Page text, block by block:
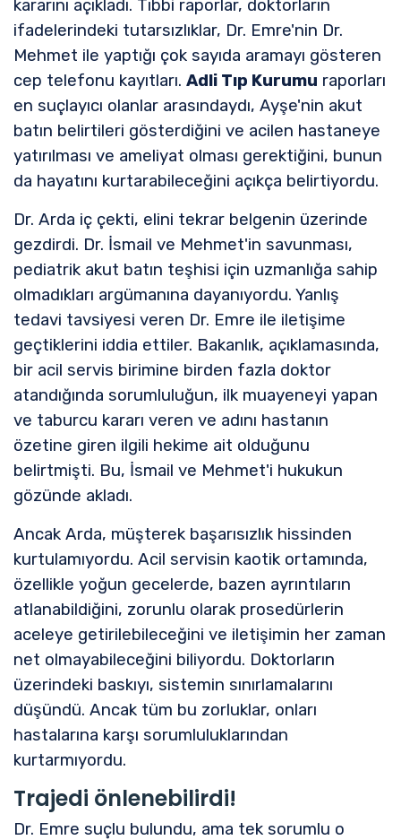
kararını açıkladı. Tıbbi raporlar, doktorların
ifadelerindeki tutarsızlıklar, Dr. Emre'nin Dr.
Mehmet ile yaptığı çok sayıda aramayı gösteren
cep telefonu kayıtları. Adli Tıp Kurumu raporları
en suçlayıcı olanlar arasındaydı, Ayşe'nin akut
batın belirtileri gösterdiğini ve acilen hastaneye
yatırılması ve ameliyat olması gerektiğini, bunun
da hayatını kurtarabileceğini açıkça belirtiyordu.
Dr. Arda iç çekti, elini tekrar belgenin üzerinde
gezdirdi. Dr. İsmail ve Mehmet'in savunması,
pediatrik akut batın teşhisi için uzmanlığa sahip
olmadıkları argümanına dayanıyordu. Yanlış
tedavi tavsiyesi veren Dr. Emre ile iletişime
geçtiklerini iddia ettiler. Bakanlık, açıklamasında,
bir acil servis birimine birden fazla doktor
atandığında sorumluluğun, ilk muayeneyi yapan
ve taburcu kararı veren ve adını hastanın
özetine giren ilgili hekime ait olduğunu
belirtmişti. Bu, İsmail ve Mehmet'i hukukun
gözünde akladı.
Ancak Arda, müşterek başarısızlık hissinden
kurtulamıyordu. Acil servisin kaotik ortamında,
özellikle yoğun gecelerde, bazen ayrıntıların
atlanabildiğini, zorunlu olarak prosedürlerin
aceleye getirilebileceğini ve iletişimin her zaman
net olmayabileceğini biliyordu. Doktorların
üzerindeki baskıyı, sistemin sınırlamalarını
düşündü. Ancak tüm bu zorluklar, onları
hastalarına karşı sorumluluklarından
kurtarmıyordu.
Trajedi önlenebilirdi!
Dr. Emre suçlu bulundu, ama tek sorumlu o